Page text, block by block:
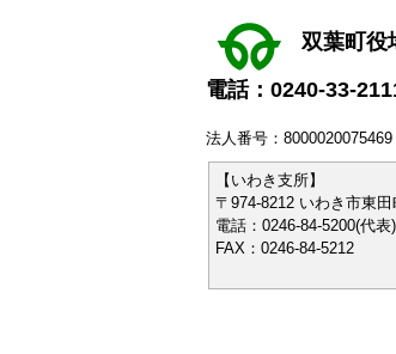
双葉町役
電話：0240-33-
法人番号：8000020075469
【いわき支所】
〒974-8212 いわき市東
電話：0246-84-5200(代表)
FAX：0246-84-5212